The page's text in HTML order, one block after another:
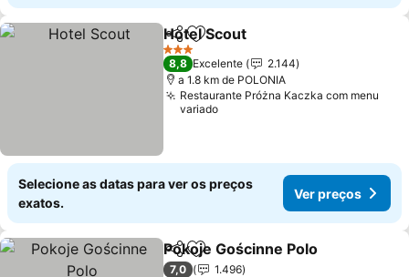
PartilharAdicionar aos favoritos
Hotel Scout
3 Estrelas
8,8 Excelente
2.144
a 1.8 km de POLONIA
Restaurante Próżna Kaczka com menu
variado
Selecione as datas para ver os preços
exatos.
Ver preços
PartilharAdicionar aos favoritos
Pokoje Gościnne Polo
7,0
1.496